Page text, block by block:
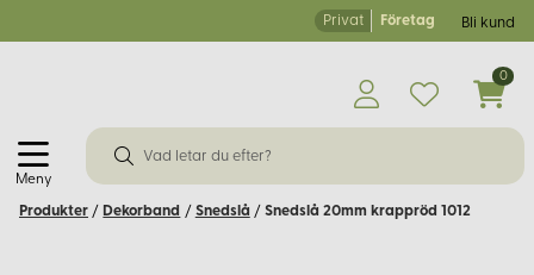
Privat Företag Bli kund
Meny
0
Produkter / Dekorband / Snedslå / Snedslå 20mm krappröd 1012